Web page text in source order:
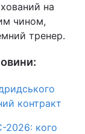
на
чином,
тренер.
контракт
2026: кого